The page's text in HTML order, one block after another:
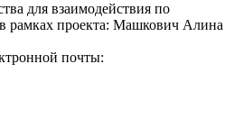
для взаимодействия по
рамках проекта: Машкович Алина
почты: